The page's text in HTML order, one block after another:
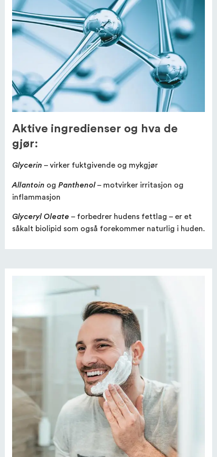
Aktive ingredienser og hva de
gjør:
Glycerin – virker fuktgivende og mykgjør
Allantoin og Panthenol– motvirker irritasjon og
inflammasjon
Glyceryl Oleate – forbedrer hudens fettlag – er et
såkalt biolipid som også forekommer naturlig i huden.